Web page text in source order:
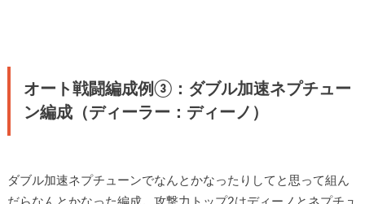
オート戦闘編成例③：ダブル加速ネプチュー
ン編成（ディーラー：ディーノ）
ダブル加速ネプチューンでなんとかなったりしてと思って組ん